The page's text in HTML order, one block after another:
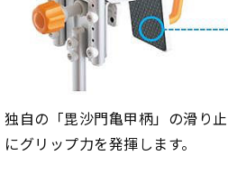
独自の「毘沙門亀甲柄」の滑り
にグリップ力を発揮します。